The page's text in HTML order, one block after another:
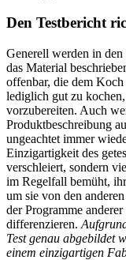
Den Testbericht
Generell werden in
das Material
offenbar, die dem
lediglich gut zu
vorzubereiten. Auch
Produktbeschreibung
ungeachtet immer
Einzigartigkeit des
verschleiert, sondern
im Regelfall bemüht,
um sie von den
der Programme
differenzieren.
Test genau abgebildet
einem einzigartigen